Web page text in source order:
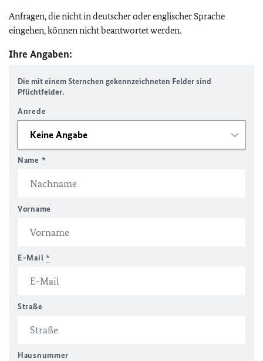
Anfragen, die nicht in deutscher oder englischer Sprache
eingehen, können nicht beantwortet werden.
Ihre Angaben:
Die mit einem Sternchen gekennzeichneten Felder sind
Pflichtfelder.
Anrede
Name *
Vorname
E-Mail *
Straße
Hausnummer